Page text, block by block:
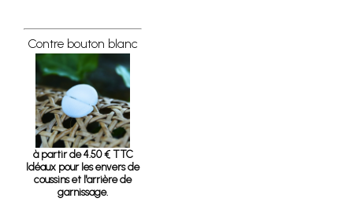
Contre bouton blanc
à partir de 4.50 € TTC
Idéaux pour les envers de
coussins et l'arrière de
garnissage.